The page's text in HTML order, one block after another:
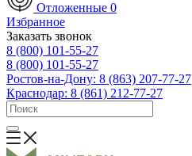
Отложенные 0
Избранное
Заказать звонок
8 (800) 101-55-27
8 (800) 101-55-27
Ростов-на-Дону: 8 (863) 207-77-27
Краснодар: 8 (861) 212-77-27